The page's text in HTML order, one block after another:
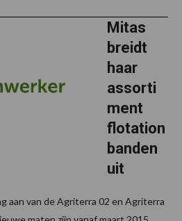
PneuTrac
Mitas
breidt
haar
assorti
ment
flotation
banden
uit
aan van de Agriterra 02 en Agriterra